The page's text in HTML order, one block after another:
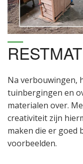
Na verbouwingen,
tuinbergingen en
materialen over.
creativiteit zijn
maken die er goed
voorbeelden.